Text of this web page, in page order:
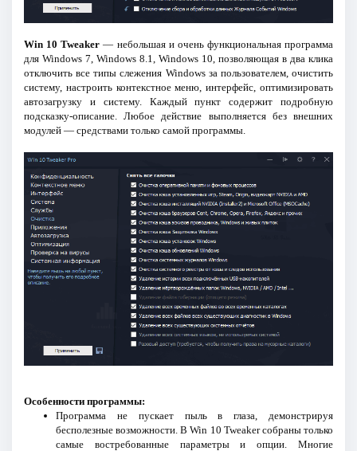
Win 10 Tweaker — небольшая и очень функциональная программа
для Windows 7, Windows 8.1, Windows 10, позволяющая в два клика
отключить все типы слежения Windows за пользователем, очистить
систему, настроить контекстное меню, интерфейс, оптимизировать
автозагрузку и систему. Каждый пункт содержит подробную
подсказку-описание. Любое действие выполняется без внешних
модулей — средствами только самой программы.
Особенности программы:
Программа не пускает пыль в глаза, демонстрируя
бесполезные возможности. В Win 10 Tweaker собраны только
самые востребованные параметры и опции. Многие